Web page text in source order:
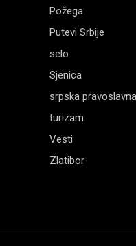
Požega
Putevi Srbije
selo
Sjenica
srpska
turizam
Vesti
Zlatibor